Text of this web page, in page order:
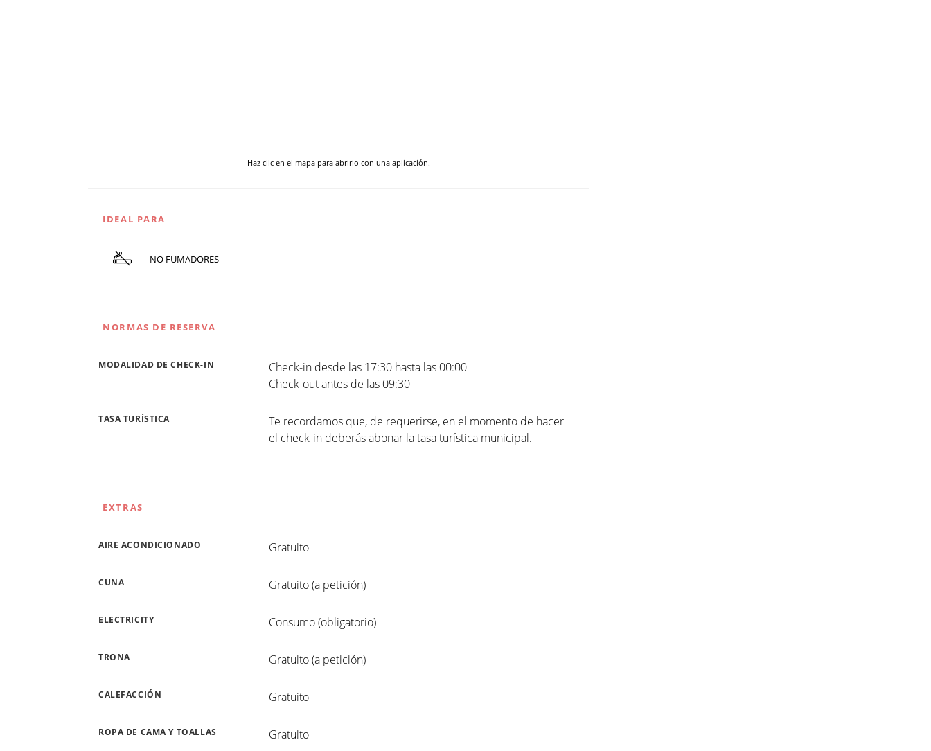
Haz clic en el mapa para abrirlo con una aplicación.
IDEAL PARA
NO FUMADORES
NORMAS DE RESERVA
MODALIDAD DE CHECK-IN
Check-in desde las 17:30 hasta las 00:00
Check-out antes de las 09:30
TASA TURÍSTICA
Te recordamos que, de requerirse, en el momento de hacer
el check-in deberás abonar la tasa turística municipal.
EXTRAS
AIRE ACONDICIONADO Gratuito
CUNA Gratuito (a petición)
ELECTRICITY Consumo (obligatorio)
TRONA Gratuito (a petición)
CALEFACCIÓN Gratuito
ROPA DE CAMA Y TOALLAS Gratuito